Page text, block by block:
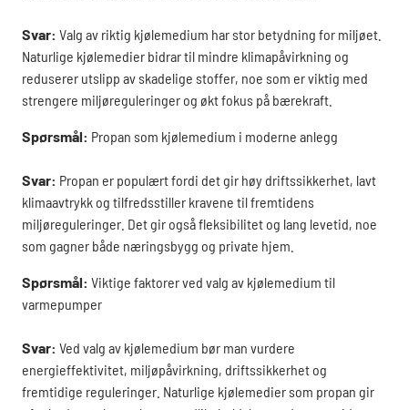
Svar: Valg av riktig kjølemedium har stor betydning for miljøet.
Naturlige kjølemedier bidrar til mindre klimapåvirkning og
reduserer utslipp av skadelige stoffer, noe som er viktig med
strengere miljøreguleringer og økt fokus på bærekraft.
Spørsmål: Propan som kjølemedium i moderne anlegg
Svar: Propan er populært fordi det gir høy driftssikkerhet, lavt
klimaavtrykk og tilfredsstiller kravene til fremtidens
miljøreguleringer. Det gir også fleksibilitet og lang levetid, noe
som gagner både næringsbygg og private hjem.
Spørsmål: Viktige faktorer ved valg av kjølemedium til
varmepumper
Svar: Ved valg av kjølemedium bør man vurdere
energieffektivitet, miljøpåvirkning, driftssikkerhet og
fremtidige reguleringer. Naturlige kjølemedier som propan gir